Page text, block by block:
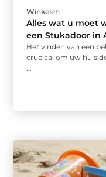
Winkelen
Alles wat u moet
een Stukadoor in
Het vinden van een
cruciaal om uw huis
...